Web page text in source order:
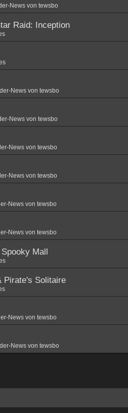
News von tewsbo
Raid: Inception
News von tewsbo
News von tewsbo
News von tewsbo
News von tewsbo
News von tewsbo
News von tewsbo
Mall
Pirate's Solitaire
News von tewsbo
News von tewsbo